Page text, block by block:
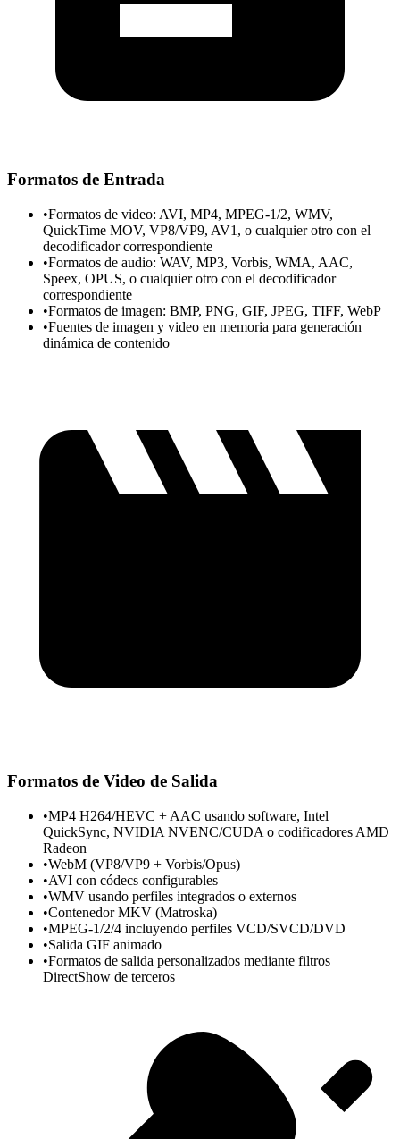
Formatos de Entrada
•Formatos de video: AVI, MP4, MPEG-1/2, WMV,
QuickTime MOV, VP8/VP9, AV1, o cualquier otro con el
decodificador correspondiente
•Formatos de audio: WAV, MP3, Vorbis, WMA, AAC,
Speex, OPUS, o cualquier otro con el decodificador
correspondiente
•Formatos de imagen: BMP, PNG, GIF, JPEG, TIFF, WebP
•Fuentes de imagen y video en memoria para generación
dinámica de contenido
Formatos de Video de Salida
•MP4 H264/HEVC + AAC usando software, Intel
QuickSync, NVIDIA NVENC/CUDA o codificadores AMD
Radeon
•WebM (VP8/VP9 + Vorbis/Opus)
•AVI con códecs configurables
•WMV usando perfiles integrados o externos
•Contenedor MKV (Matroska)
•MPEG-1/2/4 incluyendo perfiles VCD/SVCD/DVD
•Salida GIF animado
•Formatos de salida personalizados mediante filtros
DirectShow de terceros